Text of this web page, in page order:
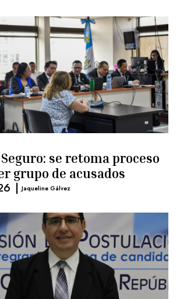
se retoma proceso
grupo de acusados
| Jaqueline Gálvez